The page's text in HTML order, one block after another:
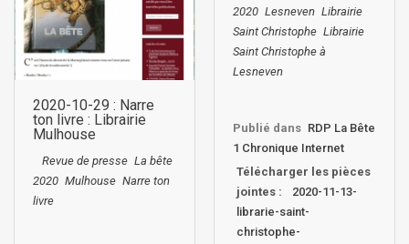
2020 Lesneven Librairie
Saint Christophe Librairie
Saint Christophe à
Lesneven
Publié dans RDP La Bête
1 Chronique Internet
Télécharger les pièces
jointes :
2020-11-13-
librarie-saint-
christophe-
2020-10-29 : Narre
ton livre : Librairie
Mulhouse
Revue de presse La bête
2020 Mulhouse Narre ton
livre